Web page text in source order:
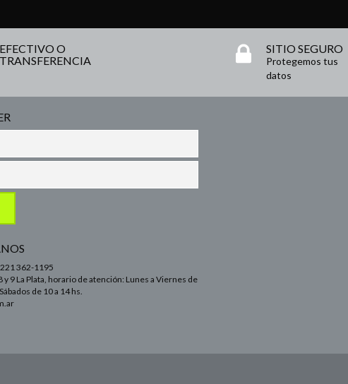
EFECTIVO O
TRANSFERENCIA
SITIO SEGURO
Protegemos tus
datos
362-1195
y 9 La Plata, horario de atención: Lunes a Viernes de
de 10 a 14 hs.